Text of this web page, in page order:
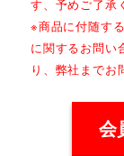
す、予めご了承
※商品に付随す
に関するお問い
り、弊社までお
会